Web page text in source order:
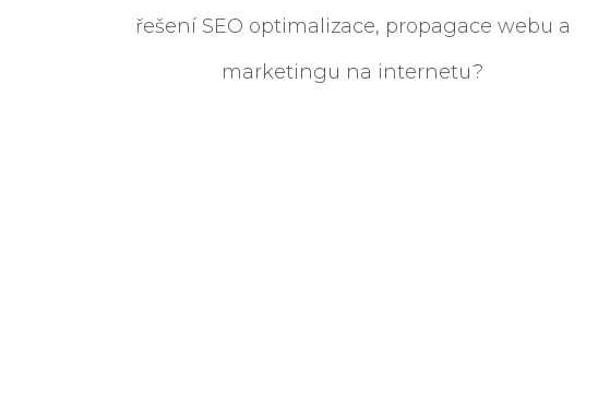
řešení SEO optimalizace, propagace webu a
marketingu na internetu?